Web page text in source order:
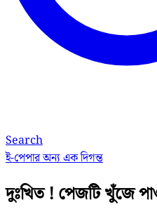
Search
ই-পেপারঅন্য এক দিগন্ত
দুঃখিত ! পেজটি খুঁজে